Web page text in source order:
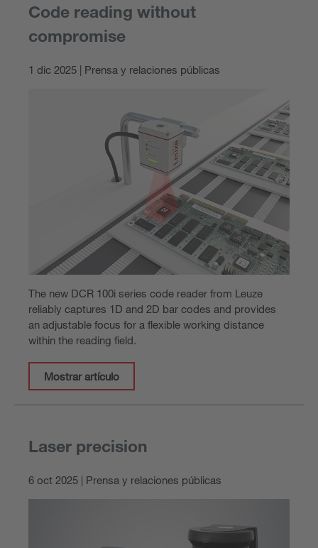
Code reading without
compromise
1 dic 2025 | Prensa y relaciones públicas
The new DCR 100i series code reader from Leuze
reliably captures 1D and 2D bar codes and provides
an adjustable focus for a flexible working distance
within the reading field.
Mostrar artículo
Laser precision
6 oct 2025 | Prensa y relaciones públicas